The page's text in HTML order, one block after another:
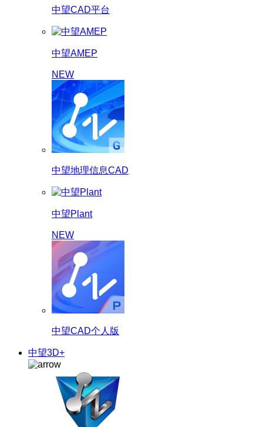
中望CAD平台
中望AMEP
NEW
中望地理信息CAD
中望Plant
NEW
中望CAD个人版
中望3D+